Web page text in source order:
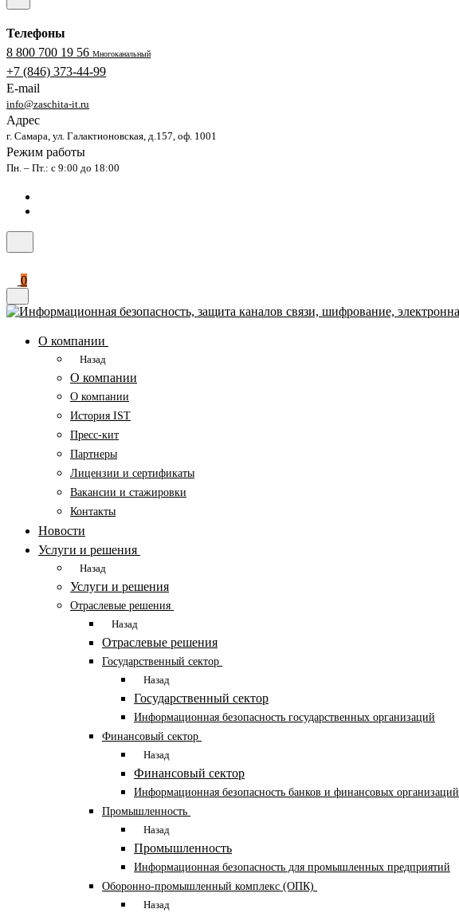
Телефоны
8 800 700 19 56 Многоканальный
+7 (846) 373-44-99
E-mail
info@zaschita-it.ru
Адрес
г. Самара, ул. Галактионовская, д.157, оф. 1001
Режим работы
Пн. – Пт.: с 9:00 до 18:00
0
О компании
Назад
О компании
О компании
История IST
Пресс-кит
Партнеры
Лицензии и сертификаты
Вакансии и стажировки
Контакты
Новости
Услуги и решения
Назад
Услуги и решения
Отраслевые решения
Назад
Отраслевые решения
Государственный сектор
Назад
Государственный сектор
Информационная безопасность государственных организаций
Финансовый сектор
Назад
Финансовый сектор
Информационная безопасность банков и финансовых организаций
Промышленность
Назад
Промышленность
Информационная безопасность для промышленных предприятий
Оборонно-промышленный комплекс (ОПК)
Назад